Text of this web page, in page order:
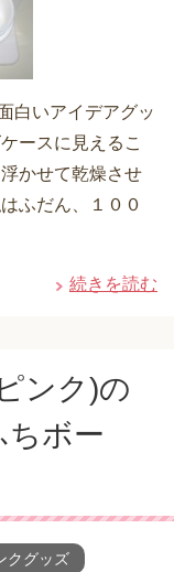
白いアイデアグッ
ースに見えるこ
かせて乾燥させ
ふだん、１００
続きを読む
ンク)の
ちボー
クグッズ